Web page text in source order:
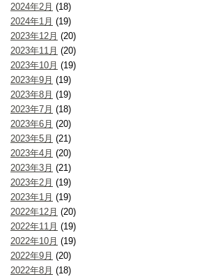
2024年2月 (18)
2024年1月 (19)
2023年12月 (20)
2023年11月 (20)
2023年10月 (19)
2023年9月 (19)
2023年8月 (19)
2023年7月 (18)
2023年6月 (20)
2023年5月 (21)
2023年4月 (20)
2023年3月 (21)
2023年2月 (19)
2023年1月 (19)
2022年12月 (20)
2022年11月 (19)
2022年10月 (19)
2022年9月 (20)
2022年8月 (18)